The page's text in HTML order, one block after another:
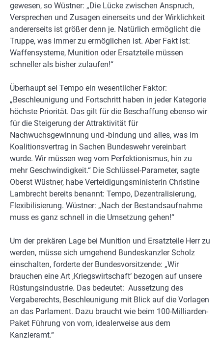
gewesen, so Wüstner: „Die Lücke zwischen Anspruch,
Versprechen und Zusagen einerseits und der Wirklichkeit
andererseits ist größer denn je. Natürlich ermöglicht die
Truppe, was immer zu ermöglichen ist. Aber Fakt ist:
Waffensysteme, Munition oder Ersatzteile müssen
schneller als bisher zulaufen!“
Überhaupt sei Tempo ein wesentlicher Faktor:
„Beschleunigung und Fortschritt haben in jeder Kategorie
höchste Priorität. Das gilt für die Beschaffung ebenso wir
für die Steigerung der Attraktivität für
Nachwuchsgewinnung und -bindung und alles, was im
Koalitionsvertrag in Sachen Bundeswehr vereinbart
wurde. Wir müssen weg vom Perfektionismus, hin zu
mehr Geschwindigkeit.“ Die Schlüssel-Parameter, sagte
Oberst Wüstner, habe Verteidigungsministerin Christine
Lambrecht bereits benannt: Tempo, Dezentralisierung,
Flexibilisierung. Wüstner: „Nach der Bestandsaufnahme
muss es ganz schnell in die Umsetzung gehen!“
Um der prekären Lage bei Munition und Ersatzteile Herr zu
werden, müsse sich umgehend Bundeskanzler Scholz
einschalten, forderte der Bundesvorsitzende: „Wir
brauchen eine Art ‚Kriegswirtschaft‘ bezogen auf unsere
Rüstungsindustrie. Das bedeutet: Aussetzung des
Vergaberechts, Beschleunigung mit Blick auf die Vorlagen
an das Parlament. Dazu braucht wie beim 100-Milliarden-
Paket Führung von vorn, idealerweise aus dem
Kanzleramt.“